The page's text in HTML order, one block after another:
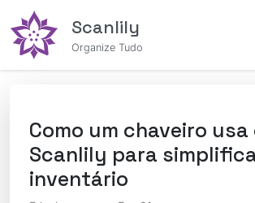
Scanlily
Organize Tudo
Como um chaveiro usa
Scanlily para
inventário